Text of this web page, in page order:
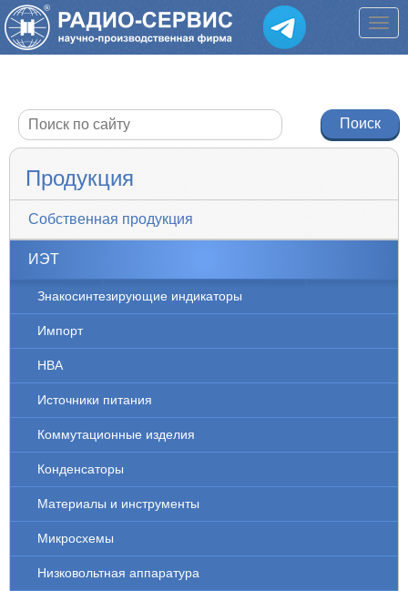
Продукция
Собственная продукция
ИЭТ
Знакосинтезирующие индикаторы
Импорт
НВА
Источники питания
Коммутационные изделия
Конденсаторы
Материалы и инструменты
Микросхемы
Низковольтная аппаратура